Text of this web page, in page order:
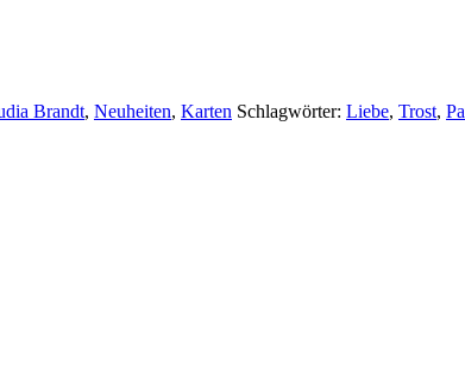
Brandt, Neuheiten, Karten Schlagwörter: Liebe, Trost,